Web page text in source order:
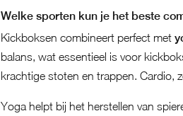
Welke sporten kun je het beste
Kickboksen combineert perfect met
balans, wat essentieel is voor
krachtige stoten en trappen. Cardio,
Yoga helpt bij het herstellen van